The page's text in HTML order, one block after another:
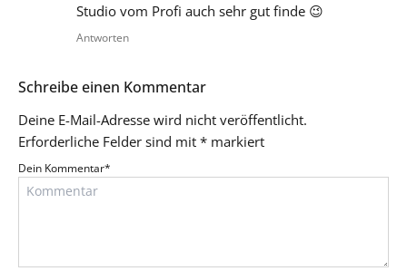
Studio vom Profi auch sehr gut finde 😉
Antworten
Schreibe einen Kommentar
Deine E-Mail-Adresse wird nicht veröffentlicht.
Erforderliche Felder sind mit * markiert
Dein Kommentar*